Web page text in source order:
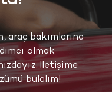
araç bakımlarına
olmak
İletişime
bulalım!